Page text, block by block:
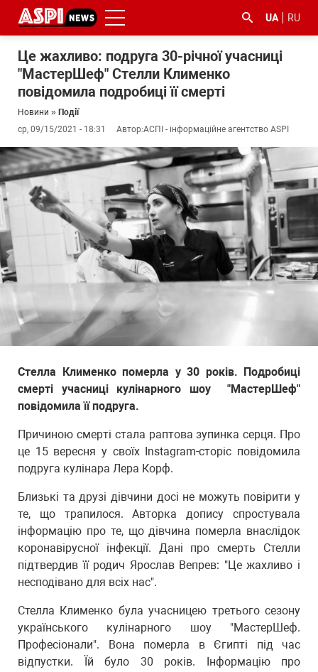
UA RU
Це жахливо: подруга 30-річної учасниці
"МастерШеф" Стелли Клименко
повідомила подробиці її смерті
Новини » Події
ср, 09/15/2021 - 18:31
Автор:АСПІ - інформаційне агентство ASPI
Стелла Клименко померла у 30 років. Подробиці
смерті учасниці кулінарного шоу "МастерШеф"
повідомила її подруга.
Причиною смерті стала раптова зупинка серця. Про
це 15 вересня у своїх Instagram-сторіс повідомила
подруга кулінара Лера Корф.
Близькі та друзі дівчини досі не можуть повірити у
те, що трапилося. Авторка допису спростувала
інформацію про те, що дівчина померла внаслідок
коронавірусної інфекції. Дані про смерть Стелли
підтвердив її родич Ярослав Вепрев: "Це жахливо і
несподівано для всіх нас".
Стелла Клименко була учасницею третього сезону
українського кулінарного шоу "МастерШеф.
Професіонали". Вона померла в Єгипті під час
відпустки. Їй було 30 років. Інформацію про
#ООС
#боротьба
з
корупцією
#ДФС #Київ #коронавірус